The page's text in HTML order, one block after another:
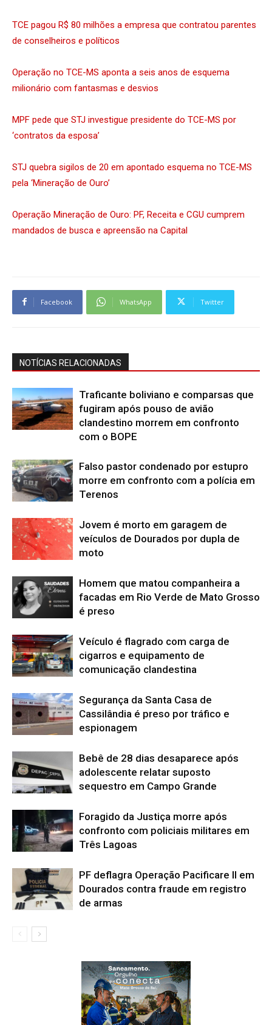
TCE pagou R$ 80 milhões a empresa que contratou parentes
de conselheiros e políticos
Operação no TCE-MS aponta a seis anos de esquema
milionário com fantasmas e desvios
MPF pede que STJ investigue presidente do TCE-MS por
‘contratos da esposa’
STJ quebra sigilos de 20 em apontado esquema no TCE-MS
pela ‘Mineração de Ouro’
Operação Mineração de Ouro: PF, Receita e CGU cumprem
mandados de busca e apreensão na Capital
Facebook WhatsApp Twitter
NOTÍCIAS RELACIONADAS
Traficante boliviano e comparsas que
fugiram após pouso de avião
clandestino morrem em confronto
com o BOPE
Falso pastor condenado por estupro
morre em confronto com a polícia em
Terenos
Jovem é morto em garagem de
veículos de Dourados por dupla de
moto
Homem que matou companheira a
facadas em Rio Verde de Mato Grosso
é preso
Veículo é flagrado com carga de
cigarros e equipamento de
comunicação clandestina
Segurança da Santa Casa de
Cassilândia é preso por tráfico e
espionagem
Bebê de 28 dias desaparece após
adolescente relatar suposto
sequestro em Campo Grande
Foragido da Justiça morre após
confronto com policiais militares em
Três Lagoas
PF deflagra Operação Pacificare II em
Dourados contra fraude em registro
de armas